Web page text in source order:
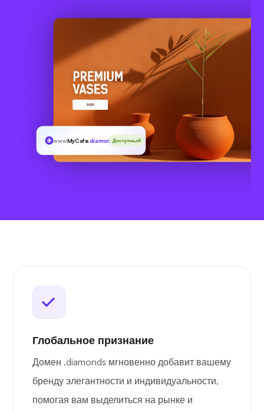
wwwMyCafe.diamondsДоступный!
Глобальное признание
Домен .diamonds мгновенно добавит вашему
бренду элегантности и индивидуальности,
помогая вам выделиться на рынке и